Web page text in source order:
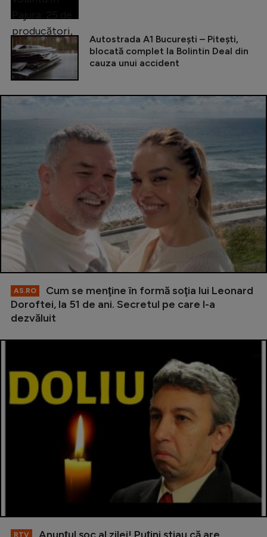
Autostrada A1 București – Pitești,
blocată complet la Bolintin Deal din
cauza unui accident
AS.RO
Cum se menţine în formă soţia lui Leonard
Doroftei, la 51 de ani. Secretul pe care l-a
dezvăluit
RTV